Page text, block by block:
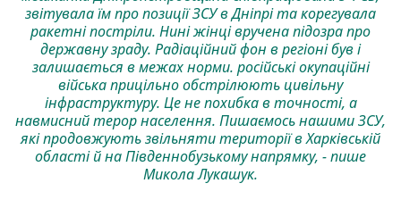
звітувала їм про позиції ЗСУ в Дніпрі та корегувала
ракетні постріли. Нині жінці вручена підозра про
державну зраду. Радіаційний фон в регіоні був і
залишається в межах норми. російські окупаційні
війська прицільно обстрілюють цивільну
інфраструктуру. Це не похибка в точності, а
навмисний терор населення. Пишаємось нашими ЗСУ,
які продовжують звільняти території в Харківській
області й на Південнобузькому напрямку, - пише
Микола Лукашук.